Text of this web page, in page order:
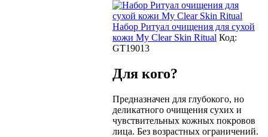
Набор Ритуал очищения для сухой
кожи My Clear Skin Ritual Код:
GT19013
Для кого?
Предназначен для глубокого, но
деликатного очищения сухих и
чувствительных кожных покровов
лица. Без возрастных ограничений.